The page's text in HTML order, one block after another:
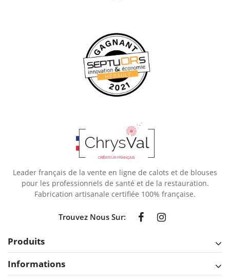
Leader français de la vente en ligne de calots et de blouses
pour les professionnels de santé et de la restauration.
Fabrication artisanale certifiée 100% française.
Trouvez Nous Sur:
Produits
Informations